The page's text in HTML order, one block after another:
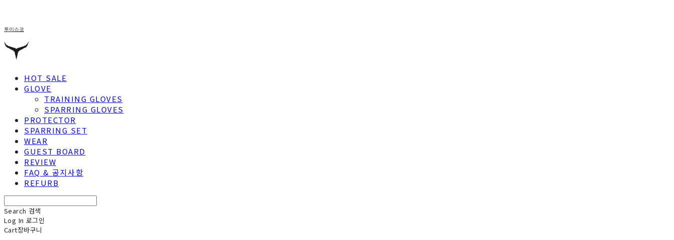
투이스코
HOT SALE
GLOVE
TRAINING GLOVES
SPARRING GLOVES
PROTECTOR
SPARRING SET
WEAR
GUEST BOARD
REVIEW
FAQ & 공지사항
REFURB
Search 검색
Log In 로그인
Cart장바구니